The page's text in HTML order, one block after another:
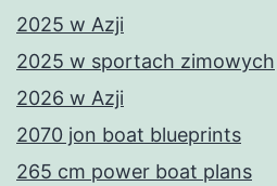
2025 w Azji
2025 w sportach zimowych
2026 w Azji
2070 jon boat blueprints
265 cm power boat plans